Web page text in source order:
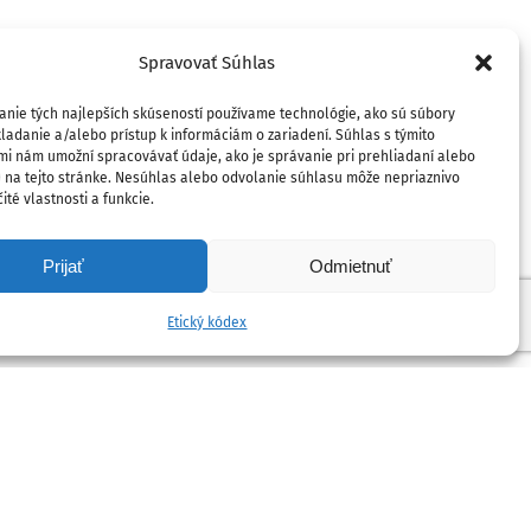
Spravovať Súhlas
tých najlepších skúseností používame technológie, ako sú súbory
a/alebo prístup k informáciám o zariadení. Súhlas s týmito
nám umožní spracovávať údaje, ako je správanie pri prehliadaní alebo
na tejto stránke. Nesúhlas alebo odvolanie súhlasu môže nepriaznivo
vlastnosti a funkcie.
Prijať Odmietnuť
Etický kódex